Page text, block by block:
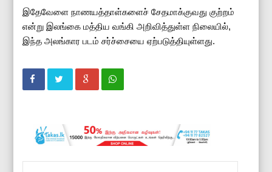
இதேவேளை நாணயத்தாள்களைச் சேதமாக்குவது குற்றம்
என்று இலங்கை மத்திய வங்கி அறிவித்துள்ள நிலையில்,
இந்த அலங்கார படம் சர்ச்சையை ஏற்படுத்தியுள்ளது.